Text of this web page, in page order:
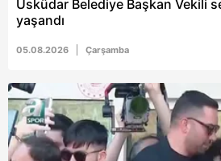
Üsküdar Belediye Başkan Vekili
yaşandı
05.08.2026 Çarşamba